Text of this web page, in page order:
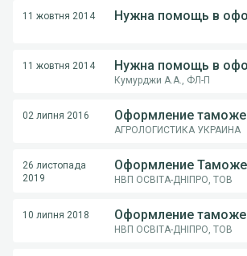
11 жовтня 2014
11 жовтня 2014
Кумурджи А.А., ФЛ-П
02 липня 2016
АГРОЛОГИСТИКА УКРАИНА
26 листопада
2019
НВП ОСВІТА-ДНІПРО, ТОВ
10 липня 2018
НВП ОСВІТА-ДНІПРО, ТОВ